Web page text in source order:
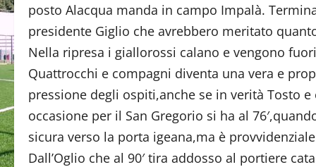
posto Alacqua manda in campo Impalà.
presidente Giglio che avrebbero meritato
Nella ripresa i giallorossi calano e vengono
Quattrocchi e compagni diventa una vera e
pressione degli ospiti,anche se in verità Tosto
occasione per il San Gregorio si ha al
sicura verso la porta igeana,ma è
Dall’Oglio che al 90′ tira addosso al portiere